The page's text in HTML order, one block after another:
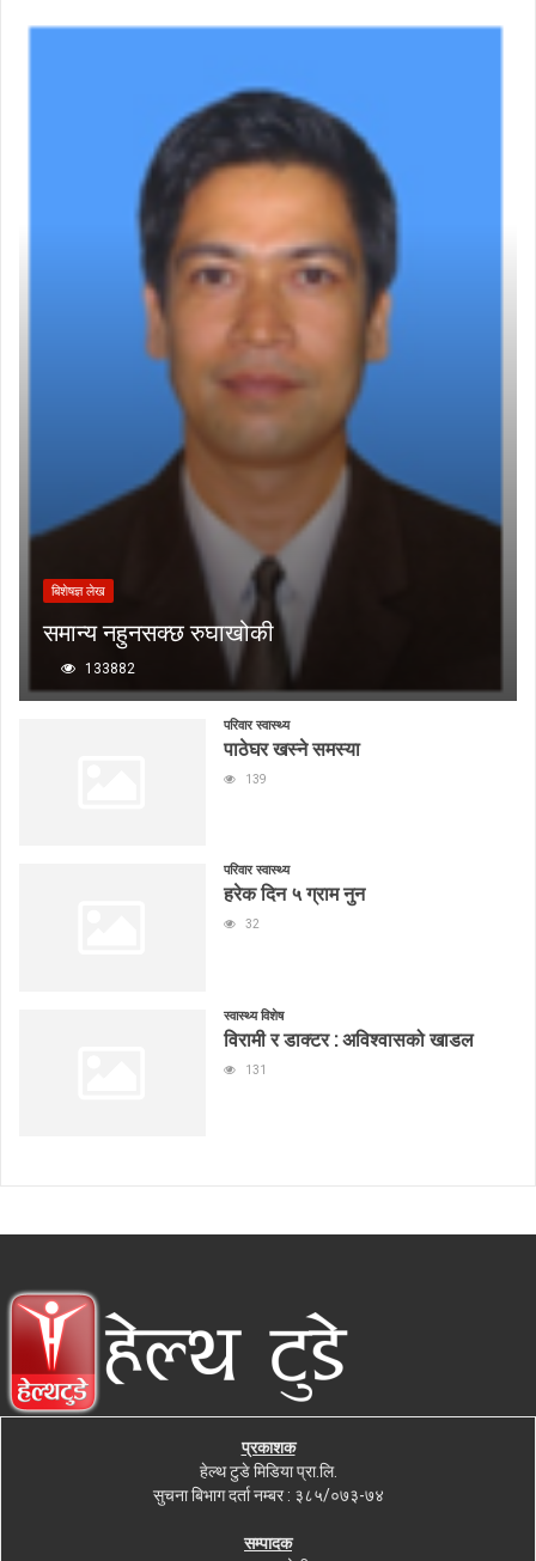
बिशेषज्ञ लेख
समान्य नहुनसक्छ रुघाखोकी
133882
परिवार स्वास्थ्य
पाठेघर खस्ने समस्या
139
परिवार स्वास्थ्य
हरेक दिन ५ ग्राम नुन
32
स्वास्थ्य विशेष
विरामी र डाक्टर : अविश्वासको खाडल
131
प्रकाशक
हेल्थ टुडे मिडिया प्रा.लि.
सुचना बिभाग दर्ता नम्बर : ३८५/०७३-७४
सम्पादक